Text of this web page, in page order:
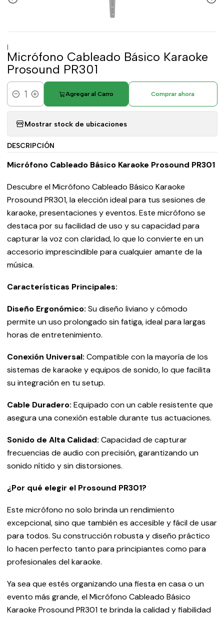
|
Micrófono Cableado Básico Karaoke
Prosound PR301
Cantidad
Agregar al Carro Comprar ahora
Mostrar stock de ubicaciones
DESCRIPCIÓN
Micrófono Cableado Básico Karaoke Prosound PR301
Descubre el Micrófono Cableado Básico Karaoke
Prosound PR301, la elección ideal para tus sesiones de
karaoke, presentaciones y eventos. Este micrófono se
destaca por su facilidad de uso y su capacidad para
capturar la voz con claridad, lo que lo convierte en un
accesorio imprescindible para cualquier amante de la
música.
Características Principales:
Diseño Ergonómico: Su diseño liviano y cómodo
permite un uso prolongado sin fatiga, ideal para largas
horas de entretenimiento.
Conexión Universal: Compatible con la mayoría de los
sistemas de karaoke y equipos de sonido, lo que facilita
su integración en tu setup.
Cable Duradero: Equipado con un cable resistente que
asegura una conexión estable durante tus actuaciones.
Sonido de Alta Calidad: Capacidad de capturar
frecuencias de audio con precisión, garantizando un
sonido nítido y sin distorsiones.
¿Por qué elegir el Prosound PR301?
Este micrófono no solo brinda un rendimiento
excepcional, sino que también es accesible y fácil de usar
para todos. Su construcción robusta y diseño práctico
lo hacen perfecto tanto para principiantes como para
profesionales del karaoke.
Ya sea que estés organizando una fiesta en casa o un
evento más grande, el Micrófono Cableado Básico
Karaoke Prosound PR301 te brinda la calidad y fiabilidad